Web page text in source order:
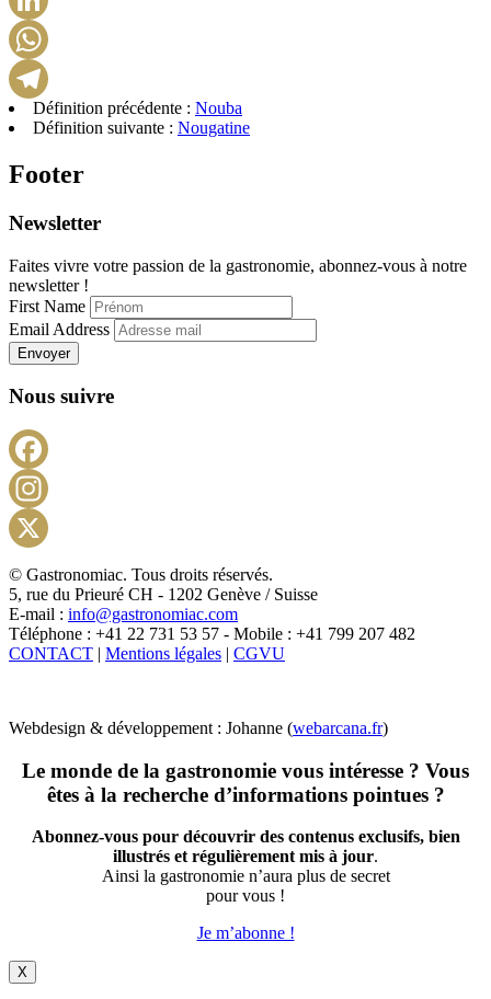
Définition précédente : Nouba
Définition suivante : Nougatine
Footer
Newsletter
Faites vivre votre passion de la gastronomie, abonnez-vous à notre
newsletter !
First Name
Email Address
Envoyer
Nous suivre
X
© Gastronomiac. Tous droits réservés.
5, rue du Prieuré CH - 1202 Genève / Suisse
E-mail : info@gastronomiac.com
Téléphone : +41 22 731 53 57 - Mobile : +41 799 207 482
CONTACT | Mentions légales | CGVU
Webdesign & développement : Johanne (webarcana.fr)
Le monde de la gastronomie vous intéresse ? Vous
êtes à la recherche d’informations pointues ?
Abonnez-vous pour découvrir des contenus exclusifs, bien
illustrés et régulièrement mis à jour.
Ainsi la gastronomie n’aura plus de secret
pour vous !
Je m’abonne !
X